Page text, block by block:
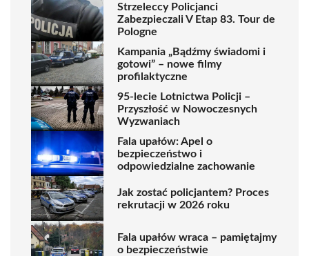
Strzeleccy Policjanci
Zabezpieczali V Etap 83. Tour de
Pologne
Kampania „Bądźmy świadomi i
gotowi” – nowe filmy
profilaktyczne
95-lecie Lotnictwa Policji –
Przyszłość w Nowoczesnych
Wyzwaniach
Fala upałów: Apel o
bezpieczeństwo i
odpowiedzialne zachowanie
Jak zostać policjantem? Proces
rekrutacji w 2026 roku
Fala upałów wraca – pamiętajmy
o bezpieczeństwie